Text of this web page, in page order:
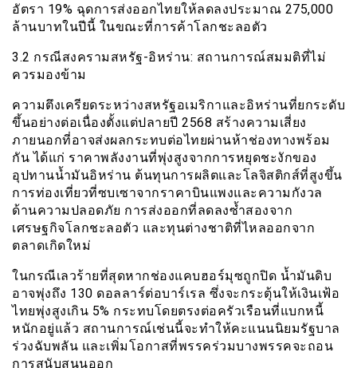
อัตรา 19% ฉุดการส่งออกไทยให้ลดลงประมาณ 275,000
ล้านบาทในปีนี้ ในขณะที่การค้าโลกชะลอตัว
3.2 กรณีสงครามสหรัฐ-อิหร่าน: สถานการณ์สมมติที่ไม่
ควรมองข้าม
ความตึงเครียดระหว่างสหรัฐอเมริกาและอิหร่านที่ยกระดับ
ขึ้นอย่างต่อเนื่องตั้งแต่ปลายปี 2568 สร้างความเสี่ยง
ภายนอกที่อาจส่งผลกระทบต่อไทยผ่านห้าช่องทางพร้อม
กัน ได้แก่ ราคาพลังงานที่พุ่งสูงจากการหยุดชะงักของ
อุปทานน้ำมันอิหร่าน ต้นทุนการผลิตและโลจิสติกส์ที่สูงขึ้น
การท่องเที่ยวที่ซบเซาจากราคาบินแพงและความกังวล
ด้านความปลอดภัย การส่งออกที่ลดลงซ้ำสองจาก
เศรษฐกิจโลกชะลอตัว และทุนต่างชาติที่ไหลออกจาก
ตลาดเกิดใหม่
ในกรณีเลวร้ายที่สุดหากช่องแคบฮอร์มุซถูกปิด น้ำมันดิบ
อาจพุ่งถึง 130 ดอลลาร์ต่อบาร์เรล ซึ่งจะกระตุ้นให้เงินเฟ้อ
ไทยพุ่งสูงเกิน 5% กระทบโดยตรงต่อครัวเรือนที่แบกหนี้
หนักอยู่แล้ว สถานการณ์เช่นนี้จะทำให้คะแนนนิยมรัฐบาล
ร่วงฉับพลัน และเพิ่มโอกาสที่พรรคร่วมบางพรรคจะถอน
การสนับสนุนออก